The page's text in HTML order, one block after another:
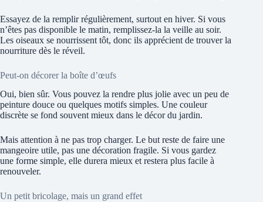
Essayez de la remplir régulièrement, surtout en hiver. Si vous
n’êtes pas disponible le matin, remplissez-la la veille au soir.
Les oiseaux se nourrissent tôt, donc ils apprécient de trouver la
nourriture dès le réveil.
Peut-on décorer la boîte d’œufs
Oui, bien sûr. Vous pouvez la rendre plus jolie avec un peu de
peinture douce ou quelques motifs simples. Une couleur
discrète se fond souvent mieux dans le décor du jardin.
Mais attention à ne pas trop charger. Le but reste de faire une
mangeoire utile, pas une décoration fragile. Si vous gardez
une forme simple, elle durera mieux et restera plus facile à
renouveler.
Un petit bricolage, mais un grand effet